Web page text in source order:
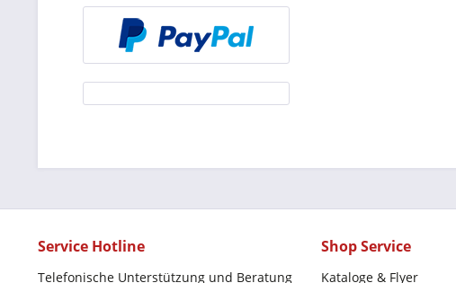
Service Hotline
Telefonische Unterstützung und Beratung
Shop Service
Kataloge & Flyer